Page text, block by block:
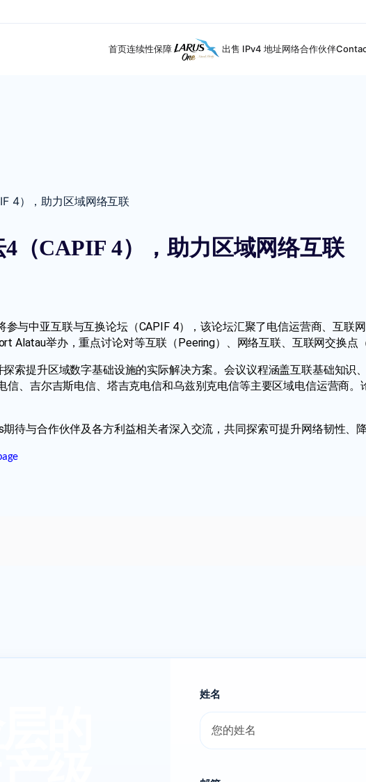
首页连续性保障 出售 IPv4 地址网络合作伙伴
4），助力区域网络互联
（CAPIF 4），助力区域网络互联
与中亚互联与互换论坛（CAPIF 4），该论坛汇聚了电信运营商、互联
Alatau举办，重点讨论对等互联（Peering）、网络互联、互联网交换点
索提升区域数字基础设施的实际解决方案。会议议程涵盖互联基础知识
信、吉尔吉斯电信、塔吉克电信和乌兹别克电信等主要区域电信运营商
待与合作伙伴及各方利益相关者深入交流，共同探索可提升网络韧性、
姓名